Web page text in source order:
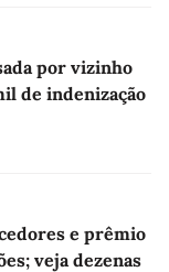
por vizinho
de indenização
e prêmio
veja dezenas